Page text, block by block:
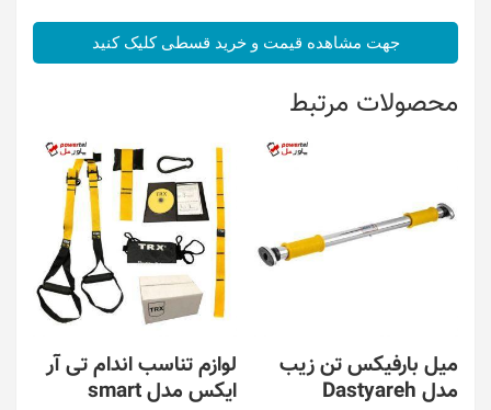
جهت مشاهده قیمت و خرید قسطی کلیک کنید
محصولات مرتبط
میل بارفیکس تن زیب
مدل Dastyareh
لوازم تناسب اندام تی آر
ایکس مدل smart